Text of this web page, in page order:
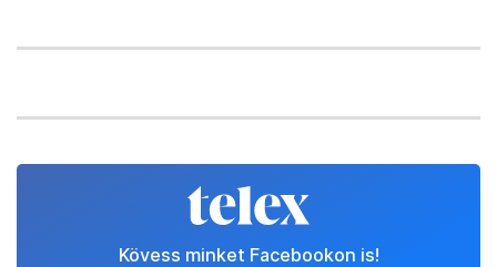
Kövess minket Facebookon is!